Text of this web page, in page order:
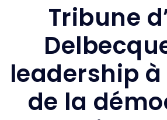
Tribune
leadership à
de la